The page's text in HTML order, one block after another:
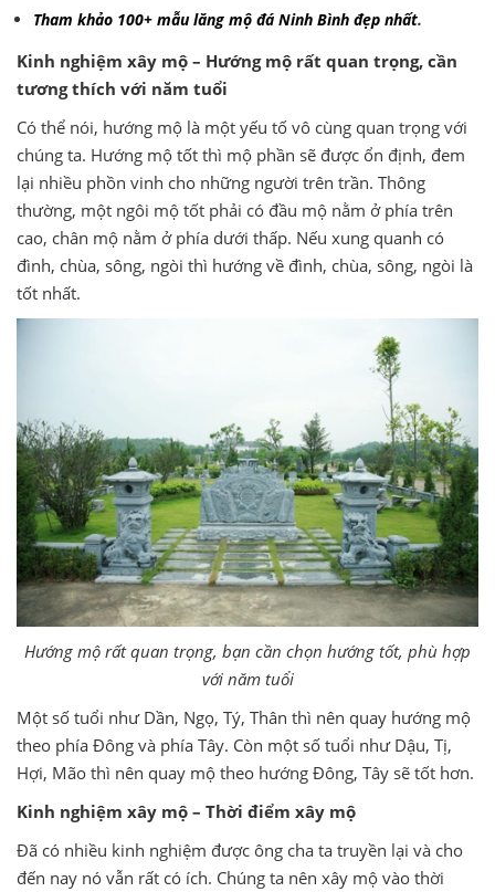
Tham khảo 100+ mẫu lăng mộ đá Ninh Bình đẹp nhất.
Kinh nghiệm xây mộ – Hướng mộ rất quan trọng, cần
tương thích với năm tuổi
Có thể nói, hướng mộ là một yếu tố vô cùng quan trọng với
chúng ta. Hướng mộ tốt thì mộ phần sẽ được ổn định, đem
lại nhiều phồn vinh cho những người trên trần. Thông
thường, một ngôi mộ tốt phải có đầu mộ nằm ở phía trên
cao, chân mộ nằm ở phía dưới thấp. Nếu xung quanh có
đình, chùa, sông, ngòi thì hướng về đình, chùa, sông, ngòi là
tốt nhất.
Hướng mộ rất quan trọng, bạn cần chọn hướng tốt, phù hợp
với năm tuổi
Một số tuổi như Dần, Ngọ, Tý, Thân thì nên quay hướng mộ
theo phía Đông và phía Tây. Còn một số tuổi như Dậu, Tị,
Hợi, Mão thì nên quay mộ theo hướng Đông, Tây sẽ tốt hơn.
Kinh nghiệm xây mộ – Thời điểm xây mộ
Đã có nhiều kinh nghiệm được ông cha ta truyền lại và cho
đến nay nó vẫn rất có ích. Chúng ta nên xây mộ vào thời